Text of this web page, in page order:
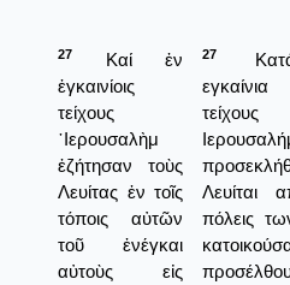
27
Καί ἐν
ἐγκαινίοις
τείχους
῾Ιερουσαλὴμ
ἐζήτησαν τοὺς
Λευίτας ἐν τοῖς
τόποις αὐτῶν
τοῦ ἐνέγκαι
αὐτοὺς εἰς
27
Λευίται
πόλεις